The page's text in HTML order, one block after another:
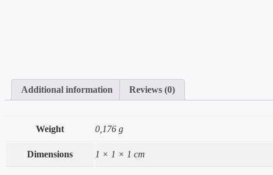
Additional information Reviews (0)
Weight 0,176 g
Dimensions 1 × 1 × 1 cm